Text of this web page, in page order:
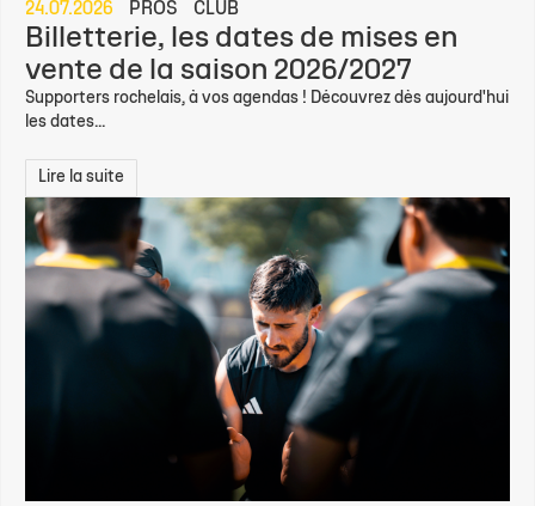
24.07.2026 PROS CLUB
Billetterie, les dates de mises en
vente de la saison 2026/2027
Supporters rochelais, à vos agendas ! Découvrez dès aujourd'hui
les dates...
Lire la suite